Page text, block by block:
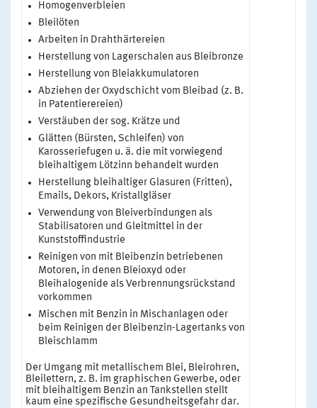
Homogenverbleien
Bleilöten
Arbeiten in Drahthärtereien
Herstellung von Lagerschalen aus Bleibronze
Herstellung von Bleiakkumulatoren
Abziehen der Oxydschicht vom Bleibad (z. B.
in Patentierereien)
Verstäuben der sog. Krätze und
Glätten (Bürsten, Schleifen) von
Karosseriefugen u. ä. die mit vorwiegend
bleihaltigem Lötzinn behandelt wurden
Herstellung bleihaltiger Glasuren (Fritten),
Emails, Dekors, Kristallgläser
Verwendung von Bleiverbindungen als
Stabilisatoren und Gleitmittel in der
Kunststoffindustrie
Reinigen von mit Bleibenzin betriebenen
Motoren, in denen Bleioxyd oder
Bleihalogenide als Verbrennungsrückstand
vorkommen
Mischen mit Benzin in Mischanlagen oder
beim Reinigen der Bleibenzin-Lagertanks von
Bleischlamm
Der Umgang mit metallischem Blei, Bleirohren,
Bleilettern, z. B. im graphischen Gewerbe, oder
mit bleihaltigem Benzin an Tankstellen stellt
kaum eine spezifische Gesundheitsgefahr dar.